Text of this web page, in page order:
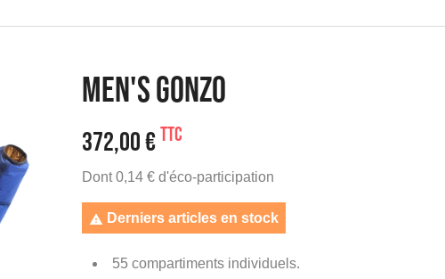
MEN'S GONZO
372,00 €TTC
Dont 0,14 € d'éco-participation
 Derniers articles en stock
55 compartiments individuels.